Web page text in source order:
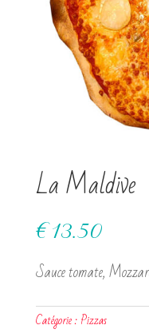
La Maldive
€13.50
Sauce tomate,
Catégorie :Pizzas